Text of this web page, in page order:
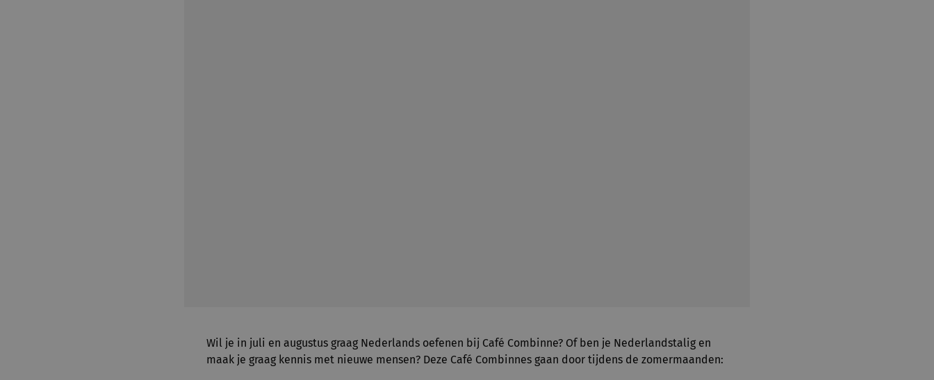
Wil je in juli en augustus graag Nederlands oefenen bij Café Combinne? Of ben je Nederlandstalig en
maak je graag kennis met nieuwe mensen? Deze Café Combinnes gaan door tijdens de zomermaanden: